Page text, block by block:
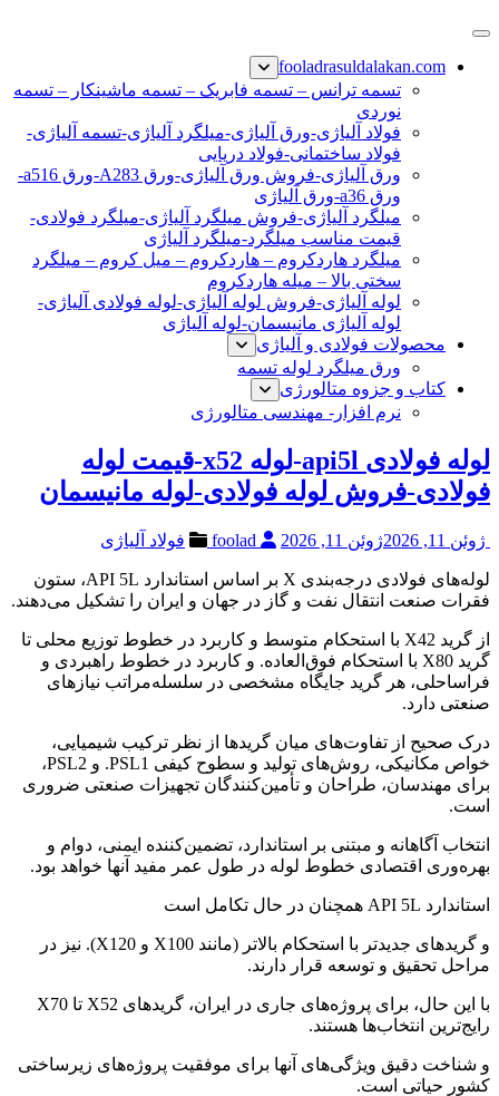
پرش
محتوا
نبشی فولادی-ناودانی فولادی-قیمت ورق-قیمت فولاد
fooladrasuldalakan.com
تسمه ترانس – تسمه فابریک – تسمه ماشینکار – تسمه
نوردی
فولاد آلیاژی-ورق آلیاژی-میلگرد آلیاژی-تسمه آلیاژی-
فولاد ساختمانی-فولاد دریایی
ورق آلیاژی-فروش ورق آلیاژی-ورق A283-ورق a516-
ورق a36-ورق آلیاژی
میلگرد آلیاژی-فروش میلگرد آلیاژی-میلگرد فولادی-
قیمت مناسب میلگرد-میلگرد آلیاژی
میلگرد هاردکروم – هاردکروم – میل کروم – میلگرد
سختی بالا – میله هاردکروم
لوله آلیاژی-فروش لوله آلیاژی-لوله فولادی آلیاژی-
لوله آلیاژی مانیسمان-لوله آلیاژی
محصولات فولادی و آلیاژی
ورق میلگرد لوله تسمه
کتاب و جزوه متالورژی
نرم افزار- مهندسی متالورژی
لوله فولادی api5l-لوله x52-قیمت لوله
فولادی-فروش لوله فولادی-لوله مانیسمان
ژوئن 11, 2026 ژوئن 11, 2026 فولاد آلیاژی
لوله‌های فولادی درجه‌بندی X بر اساس استاندارد API 5L، ستون
فقرات صنعت انتقال نفت و گاز در جهان و ایران را تشکیل می‌دهند.
از گرید X42 با استحکام متوسط و کاربرد در خطوط توزیع محلی تا
گرید X80 با استحکام فوق‌العاده. و کاربرد در خطوط راهبردی و
فراساحلی، هر گرید جایگاه مشخصی در سلسله‌مراتب نیازهای
صنعتی دارد.
درک صحیح از تفاوت‌های میان گریدها از نظر ترکیب شیمیایی،
خواص مکانیکی، روش‌های تولید و سطوح کیفی PSL1. و PSL2،
برای مهندسان، طراحان و تأمین‌کنندگان تجهیزات صنعتی ضروری
است.
انتخاب آگاهانه و مبتنی بر استاندارد، تضمین‌کننده ایمنی، دوام و
بهره‌وری اقتصادی خطوط لوله در طول عمر مفید آنها خواهد بود.
استاندارد API 5L همچنان در حال تکامل است
و گریدهای جدیدتر با استحکام بالاتر (مانند X100 و X120). نیز در
مراحل تحقیق و توسعه قرار دارند.
با این حال، برای پروژه‌های جاری در ایران، گریدهای X52 تا X70
رایج‌ترین انتخاب‌ها هستند.
و شناخت دقیق ویژگی‌های آنها برای موفقیت پروژه‌های زیرساختی
کشور حیاتی است.